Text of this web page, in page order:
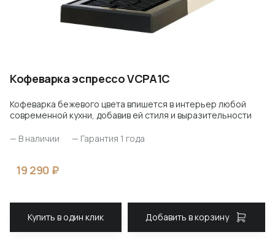
Кофеварка эспрессо VCPA1C
Кофеварка бежевого цвета впишется в интерьер любой
современной кухни, добавив ей стиля и выразительности
— В наличии
— Гарантия 1 года
19 290 ₽
Купить в один клик Добавить в корзину